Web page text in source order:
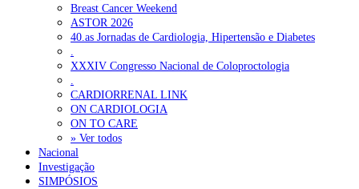
Enfermeiros exigem esclarecimentos sobre eventual gestão
privada da ULS do Algarve 7 de Agosto, 2026
Ordem dos Médicos alerta para riscos no novo sistema de acesso
a consultas e cirurgias
Portugal está a formar os médicos de que precisa?
2026
NOTÍCIAS MAIS LIDAS
Breast Cancer Weekend
ASTOR 2026
40.as Jornadas de Cardiologia, Hipertensão e Diabetes
.
XXXIV Congresso Nacional de Coloproctologia
.
CARDIORRENAL LINK
ON CARDIOLOGIA
ON TO CARE
» Ver todos
Nacional
Investigação
SIMPÓSIOS